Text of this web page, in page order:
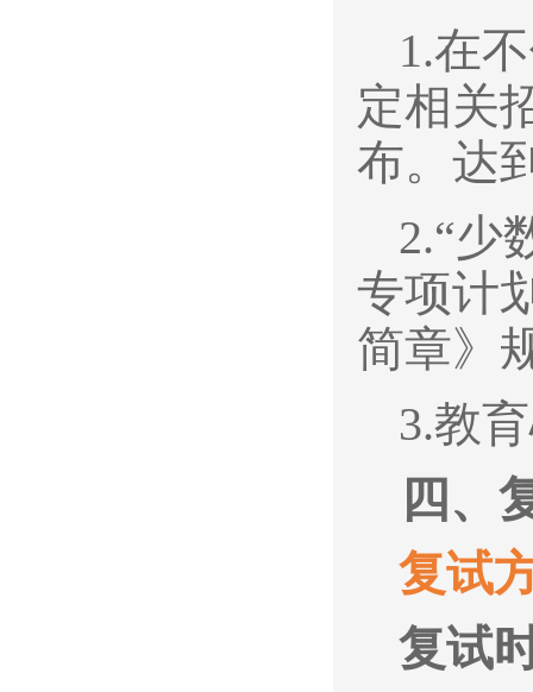
1.在
定相关
布。达
2.“少
专项计
简章》
3.教
四、
复试
复试